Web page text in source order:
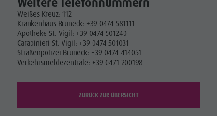
Weitere Telefonnummern
Weißes Kreuz: 112
Krankenhaus Bruneck: +39 0474 581111
Apotheke St. Vigil: +39 0474 501240
Carabinieri St. Vigil: +39 0474 501031
Straßenpolizei Bruneck: +39 0474 414051
Verkehrsmeldezentrale: +39 0471 200198
ZURÜCK ZUR ÜBERSICHT